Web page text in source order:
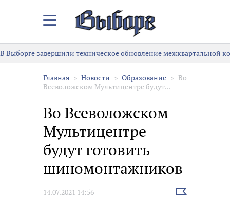
Закрыть/
меню
В Выборге завершили техническое обновление межквартальной
Главная Новости Образование
Во
Всеволожском Мультицентре будут...
Во Всеволожском
Мультицентре
будут готовить
шиномонтажников
14.07.2021 14:56
Выбрать